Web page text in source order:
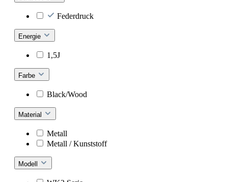
Federdruck
Energie
1,5J
Farbe
Black/Wood
Material
Metall
Metall / Kunststoff
Modell